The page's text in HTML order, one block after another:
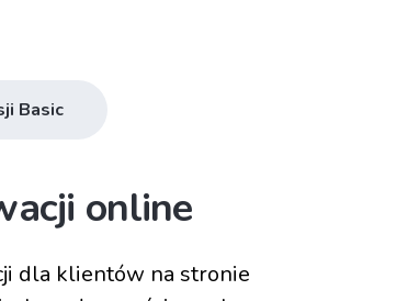
Basic
online
dla klientów na stronie